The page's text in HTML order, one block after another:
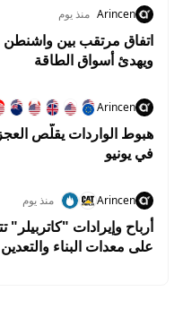
Arincen منذ يوم
اتفاق مرتقب بين واشنطن
ويهدئ أسواق الطاقة
Arincen
في يونيو
Arincen منذ يوم
أرباح وإيرادات
على معدات البناء والتعدين